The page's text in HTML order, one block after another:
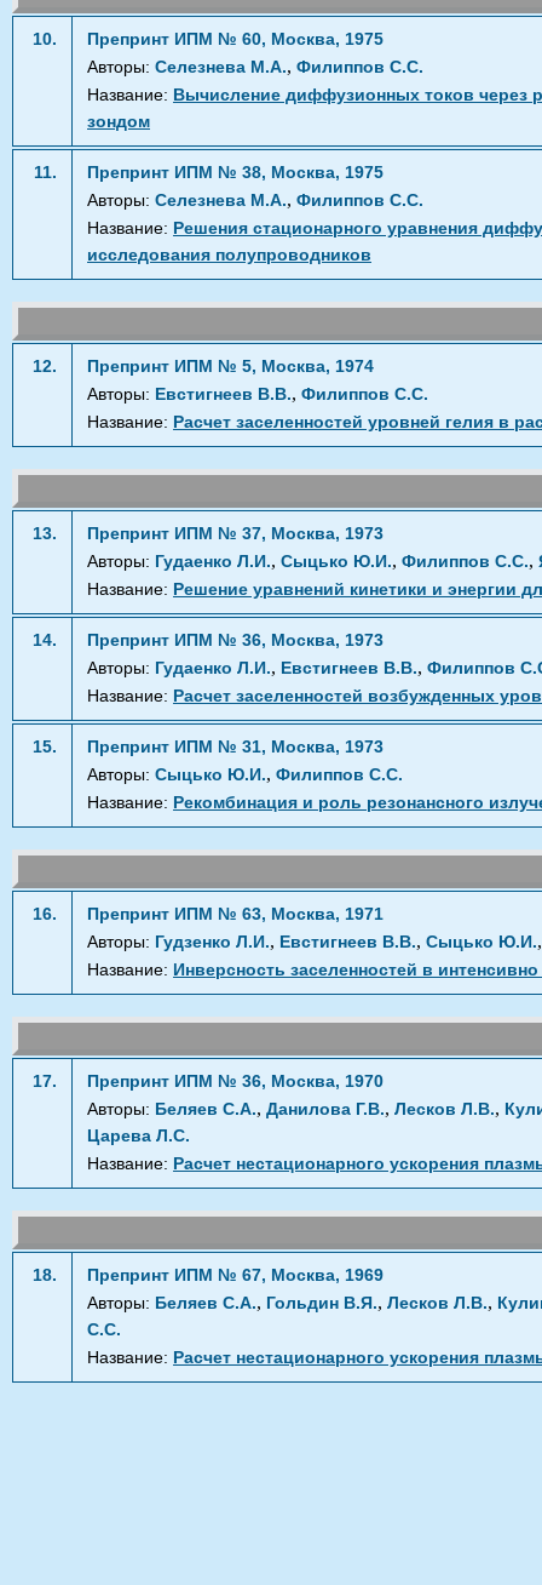
10.
Препринт ИПМ № 60, Москва, 1975
Авторы: Селезнева М.А., Филиппов С.С.
Название: Вычисление диффузионных токов через
зондом
11.
Препринт ИПМ № 38, Москва, 1975
Авторы: Селезнева М.А., Филиппов С.С.
Название: Решения стационарного уравнения
исследования полупроводников
12.
Препринт ИПМ № 5, Москва, 1974
Авторы: Евстигнеев В.В., Филиппов С.С.
Название: Расчет заселенностей уровней гелия в
13.
Препринт ИПМ № 37, Москва, 1973
Авторы: Гудаенко Л.И., Сыцько Ю.И., Филиппов С.С.,
Название: Решение уравнений кинетики и
14.
Препринт ИПМ № 36, Москва, 1973
Авторы: Гудаенко Л.И., Евстигнеев В.В., Филиппов
Название: Расчет заселенностей возбужденных
15.
Препринт ИПМ № 31, Москва, 1973
Авторы: Сыцько Ю.И., Филиппов С.С.
Название: Рекомбинация и роль резонансного
16.
Препринт ИПМ № 63, Москва, 1971
Авторы: Гудзенко Л.И., Евстигнеев В.В., Сыцько Ю.И.
Название: Инверсность заселенностей в
17.
Препринт ИПМ № 36, Москва, 1970
Авторы: Беляев С.А., Данилова Г.В., Лесков Л.В.,
Царева Л.С.
Название: Расчет нестационарного ускорения
18.
Препринт ИПМ № 67, Москва, 1969
Авторы: Беляев С.А., Гольдин В.Я., Лесков Л.В.,
С.С.
Название: Расчет нестационарного ускорения